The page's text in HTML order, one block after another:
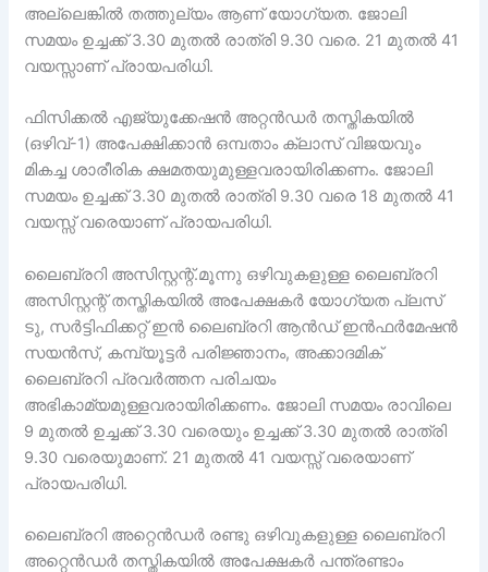
അല്ലെങ്കിൽ തത്തുല്യം ആണ് യോഗ്യത. ജോലി
സമയം ഉച്ചക്ക് 3.30 മുതൽ രാത്രി 9.30 വരെ. 21 മുതൽ 41
വയസ്സാണ് പ്രായപരിധി.
ഫിസിക്കൽ എജ്യുക്കേഷൻ അറ്റൻഡർ തസ്തികയിൽ
(ഒഴിവ്-1) അപേക്ഷിക്കാൻ ഒമ്പതാം ക്ലാസ് വിജയവും
മികച്ച ശാരീരിക ക്ഷമതയുമുള്ളവരായിരിക്കണം. ജോലി
സമയം ഉച്ചക്ക് 3.30 മുതൽ രാത്രി 9.30 വരെ 18 മുതൽ 41
വയസ്സ് വരെയാണ് പ്രായപരിധി.
ലൈബ്രറി അസിസ്റ്റന്റ്.മൂന്നു ഒഴിവുകളുള്ള ലൈബ്രറി
അസിസ്റ്റന്റ് തസ്തികയിൽ അപേക്ഷകർ യോഗ്യത പ്ലസ്
ടു, സർട്ടിഫിക്കറ്റ് ഇൻ ലൈബ്രറി ആൻഡ് ഇൻഫർമേഷൻ
സയൻസ്, കമ്പ്യൂട്ടർ പരിജ്ഞാനം, അക്കാദമിക്
ലൈബ്രറി പ്രവർത്തന പരിചയം
അഭികാമ്യമുള്ളവരായിരിക്കണം. ജോലി സമയം രാവിലെ
9 മുതൽ ഉച്ചക്ക് 3.30 വരെയും ഉച്ചക്ക് 3.30 മുതൽ രാത്രി
9.30 വരെയുമാണ്. 21 മുതൽ 41 വയസ്സ് വരെയാണ്
പ്രായപരിധി.
ലൈബ്രറി അറ്റെൻഡർ രണ്ടു ഒഴിവുകളുള്ള ലൈബ്രറി
അറ്റെൻഡർ തസ്തികയിൽ അപേക്ഷകർ പന്ത്രണ്ടാം